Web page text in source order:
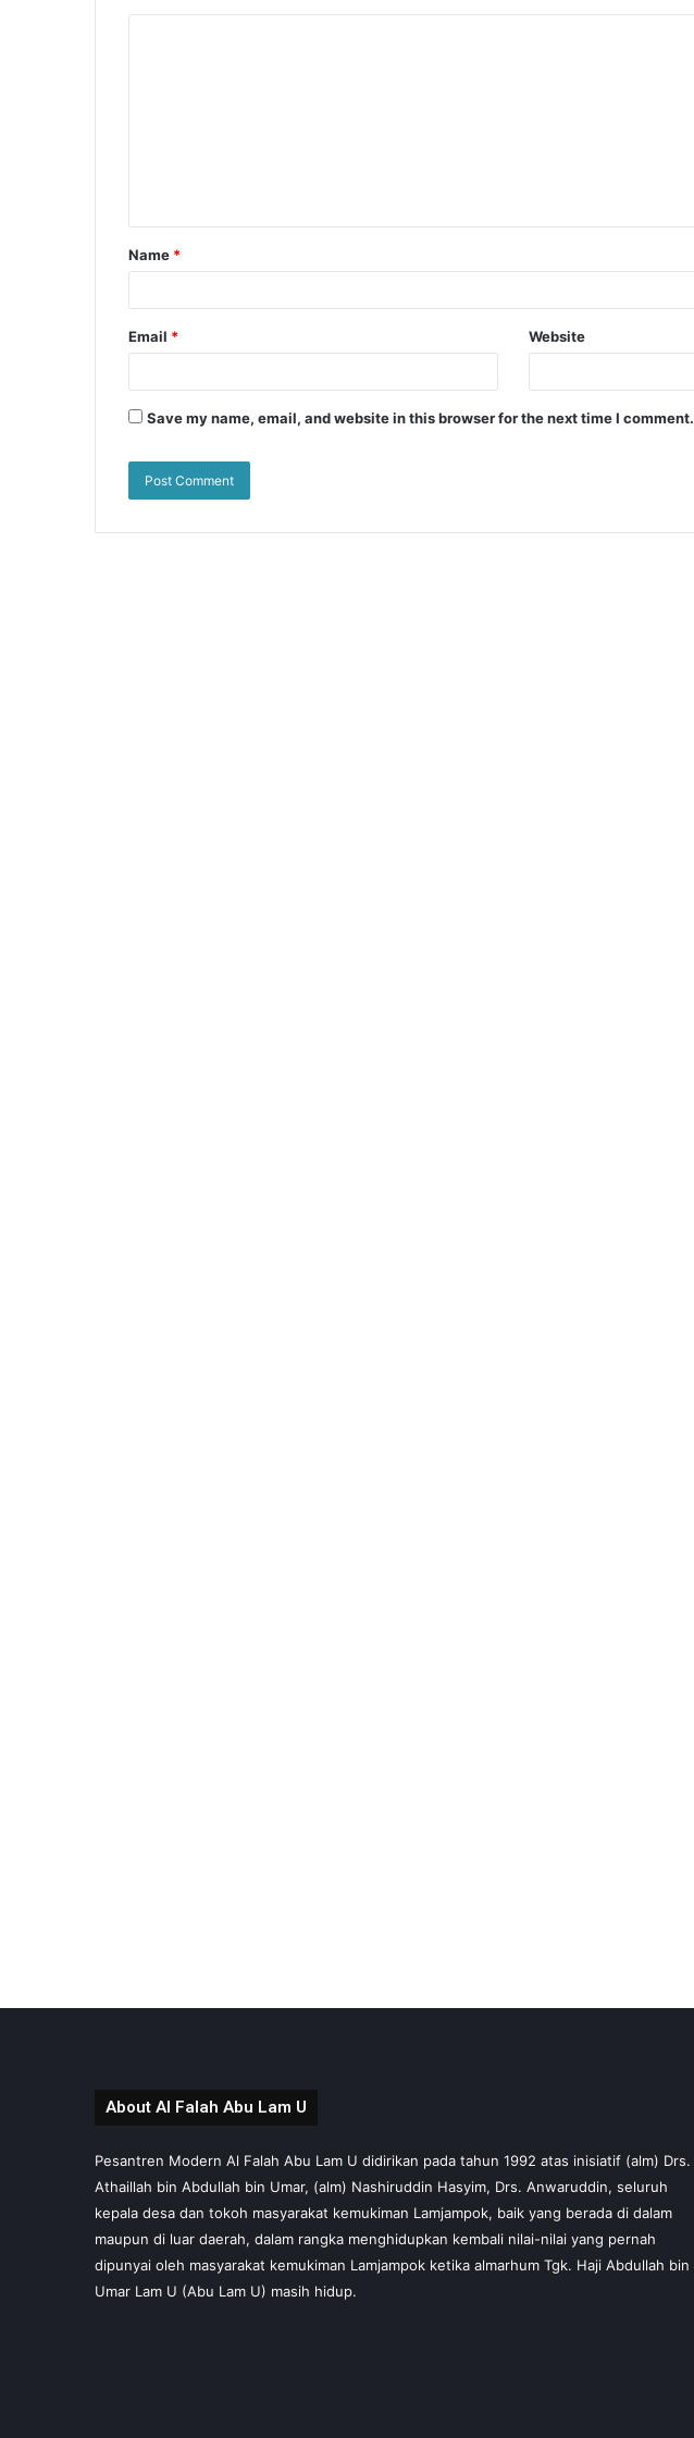
k
er
Name *
Email * Website
Save my name, email, and website in this browser for the next time I comment.
About Al Falah Abu Lam U
Pesantren Modern Al Falah Abu Lam U didirikan pada tahun 1992 atas inisiatif (alm) Drs.
Athaillah bin Abdullah bin Umar, (alm) Nashiruddin Hasyim, Drs. Anwaruddin, seluruh
kepala desa dan tokoh masyarakat kemukiman Lamjampok, baik yang berada di dalam
maupun di luar daerah, dalam rangka menghidupkan kembali nilai-nilai yang pernah
dipunyai oleh masyarakat kemukiman Lamjampok ketika almarhum Tgk. Haji Abdullah bin
Umar Lam U (Abu Lam U) masih hidup.